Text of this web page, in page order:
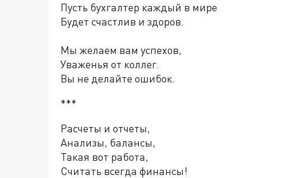
Пусть бухгалтер каждый в мире
Будет счастлив и здоров.
Мы желаем вам успехов,
Уваженья от коллег.
Вы не делайте ошибок.
***
Расчеты и отчеты,
Анализы, балансы,
Такая вот работа,
Считать всегда финансы!